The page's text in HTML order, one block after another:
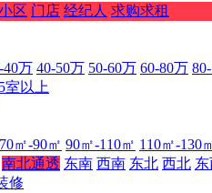
区 门店 经纪人 求购求租
40万 40-50万 50-60万 60-80万
5室以上
70㎡-90㎡ 90㎡-110㎡ 110㎡-130
南北通透 东南 西南 东北 西北
修